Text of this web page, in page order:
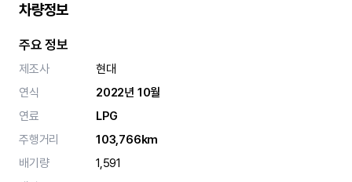
차량정보
주요 정보
제조사
현대
연식
2022년 10월
연료
LPG
주행거리
103,766km
배기량
1,591